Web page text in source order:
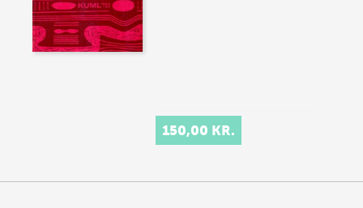
150,00 KR.